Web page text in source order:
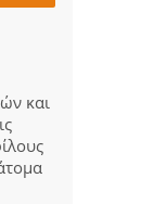
και